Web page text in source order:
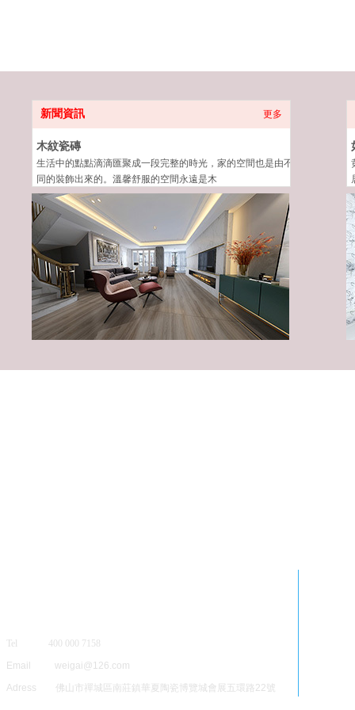
新聞資訊 更多
木紋瓷磚
生活中的點點滴滴匯聚成一段完整的時光，家的空間也是由不
同的裝飾出來的。溫馨舒服的空間永遠是木
2020-08-11
0 0
Tel 400 000 7158
Email weigai@126.com
Adress 佛山市禪城區南莊鎮華夏陶瓷博覽城會展五環路22號